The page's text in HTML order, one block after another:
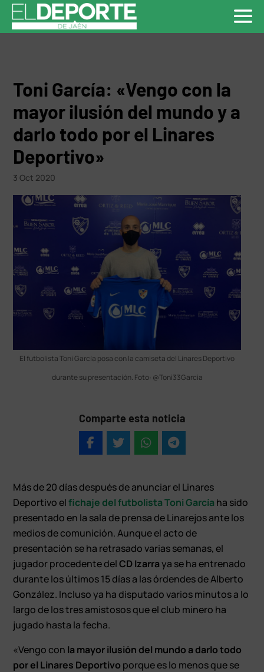
Toni García: «Vengo con la
mayor ilusión del mundo y a
darlo todo por el Linares
Deportivo»
3 Oct 2020
El futbolista Toni García posa con la camiseta del Linares Deportivo
durante su presentación. Foto: @Toni33Garcia
Comparte esta noticia
Más de 20 días después de anunciar el Linares
Deportivo elfichaje del futbolista Toni García ha sido
presentado en la sala de prensa de Linarejos ante los
medios de comunición. Aunque el acto de
presentación se ha retrasado varias semanas, el
jugador procedente delCD Izarraya se ha entrenado
durante los últimos 15 días a las órdendes de Alberto
González. Incluso ya ha disputado varios minutos a lo
largo de los tres amistosos que el club minero ha
jugado hasta la fecha.
«Vengo con la mayor ilusión del mundo a darlo todo
por el Linares Deportivo porque es lo menos que se